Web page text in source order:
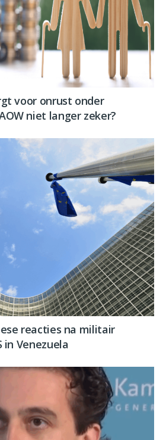
voor onrust onder
niet langer zeker?
reacties na militair
in Venezuela